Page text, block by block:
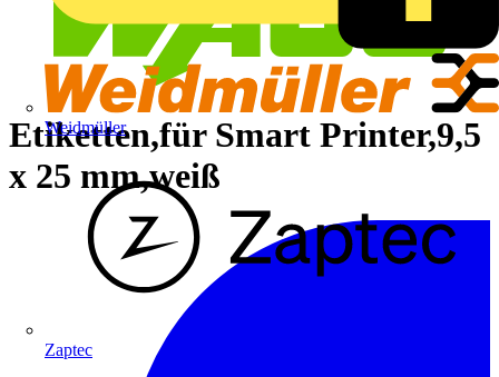
Weidmüller
Zaptec
Etiketten,für Smart Printer,9,5
x 25 mm,weiß